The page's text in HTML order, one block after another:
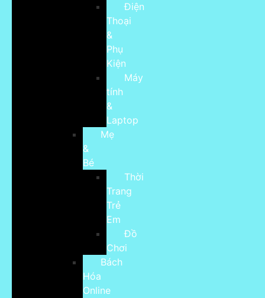
Điện
Thoại
&
Phụ
Kiện
Máy
tính
&
Laptop
Mẹ
&
Bé
Thời
Trang
Trẻ
Em
Đồ
Chơi
Bách
Hóa
Online